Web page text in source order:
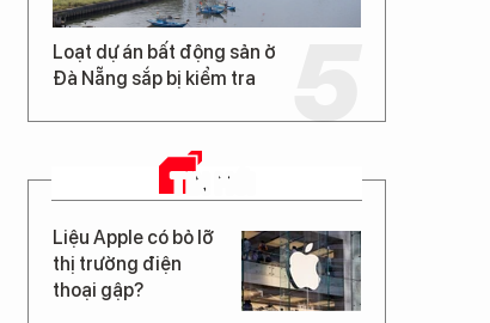
Loạt dự án bất động sản ở
Đà Nẵng sắp bị kiểm tra
TIN MỚI
Liệu Apple có bỏ lỡ
thị trường điện
thoại gập?